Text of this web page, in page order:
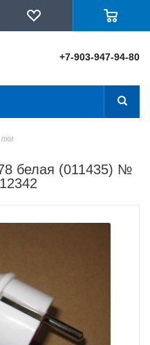
+7-903-947-94-80
белая (011435) №